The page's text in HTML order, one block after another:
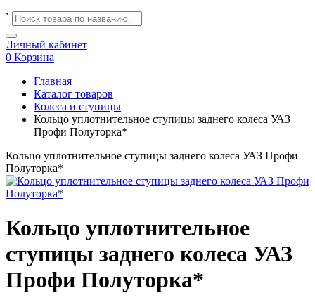
`
Личный кабинет
0 Корзина
Главная
Каталог товаров
Колеса и ступицы
Кольцо уплотнительное ступицы заднего колеса УАЗ
Профи Полуторка*
Кольцо уплотнительное ступицы заднего колеса УАЗ Профи
Полуторка*
Кольцо уплотнительное
ступицы заднего колеса УАЗ
Профи Полуторка*